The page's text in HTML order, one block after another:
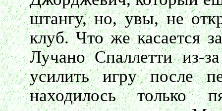
штангу, но, увы, не
клуб. Что же касается
Лучано Спаллетти из-
усилить игру после
находилось только